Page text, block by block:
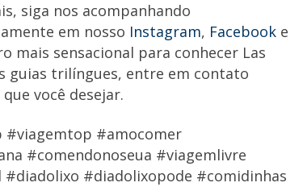
siga nos acompanhando
em nosso Instagram, Facebook e
mais sensacional para conhecer Las
guias trilíngues, entre em contato
que você desejar.
#viagemtop #amocomer
#comendonoseua #viagemlivre
#diadolixopode #comidinhas